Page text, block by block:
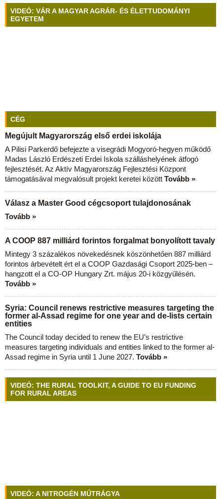
VIDEÓ: VÁR A MAGYAR AGRÁR- ÉS ÉLETTUDOMÁNYI
EGYETEM
CÉG
Megújult Magyarország első erdei iskolája
A Pilisi Parkerdő befejezte a visegrádi Mogyoró-hegyen működő
Madas László Erdészeti Erdei Iskola szálláshelyének átfogó
fejlesztését. Az Aktív Magyarország Fejlesztési Központ
támogatásával megvalósult projekt keretei között Tovább »
Válasz a Master Good cégcsoport tulajdonosának
Tovább »
A COOP 887 milliárd forintos forgalmat bonyolított tavaly
Mintegy 3 százalékos növekedésnek köszönhetően 887 milliárd
forintos árbevételt ért el a COOP Gazdasági Csoport 2025-ben –
hangzott el a CO-OP Hungary Zrt. május 20-i közgyűlésén.
Tovább »
Syria: Council renews restrictive measures targeting the
former al-Assad regime for one year and de-lists certain
entities
The Council today decided to renew the EU’s restrictive
measures targeting individuals and entities linked to the former al-
Assad regime in Syria until 1 June 2027. Tovább »
VIDEÓ: THE RURAL TOOLKIT, A GUIDE TO EU FUNDING
FOR RURAL AREAS
VIDEÓ: A NITROGÉN MŰTRÁGYA